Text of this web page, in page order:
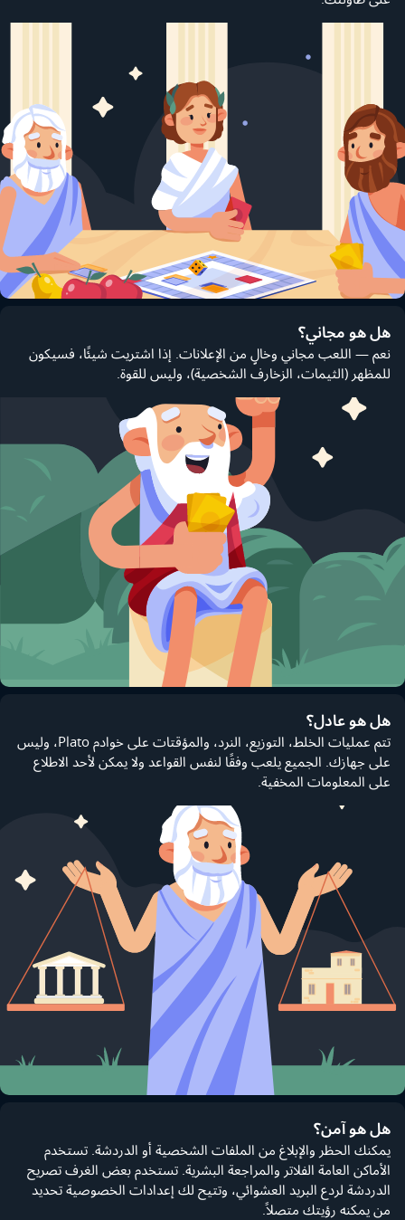
هل هو مجاني؟
نعم — اللعب مجاني وخالٍ من الإعلانات. إذا اشتريت شيئًا، فسيكون
للمظهر (الثيمات، الزخارف الشخصية)، وليس للقوة.
هل هو عادل؟
تتم عمليات الخلط، التوزيع، النرد، والمؤقتات على خوادم Plato، وليس
على جهازك. الجميع يلعب وفقًا لنفس القواعد ولا يمكن لأحد الاطلاع
على المعلومات المخفية.
هل هو آمن؟
يمكنك الحظر والإبلاغ من الملفات الشخصية أو الدردشة. تستخدم
الأماكن العامة الفلاتر والمراجعة البشرية. تستخدم بعض الغرف تصريح
الدردشة لردع البريد العشوائي، وتتيح لك إعدادات الخصوصية تحديد
من يمكنه رؤيتك متصلاً.